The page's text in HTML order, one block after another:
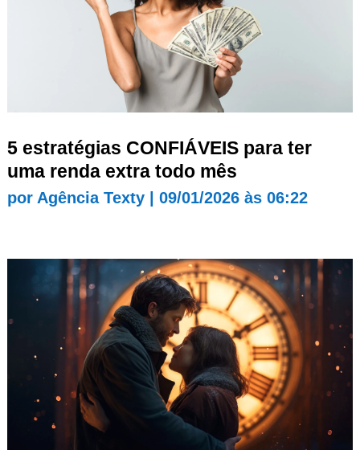
5 estratégias CONFIÁVEIS para ter
uma renda extra todo mês
por Agência Texty| 09/01/2026 às 06:22